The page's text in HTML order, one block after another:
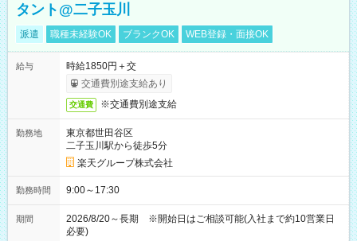
タント@二子玉川
派遣 職種未経験OK ブランクOK WEB登録・面接OK
給与
時給1850円＋交
交通費別途支給あり
交通費 ※交通費別途支給
勤務地
東京都世田谷区
二子玉川駅から徒歩5分
楽天グループ株式会社
勤務時間 9:00～17:30
期間
2026/8/20～長期 ※開始日はご相談可能(入社まで約10営業日
必要)